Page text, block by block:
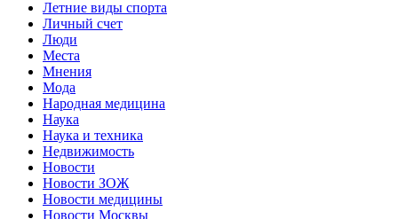
Летние виды спорта
Личный счет
Люди
Места
Мнения
Мода
Народная медицина
Наука
Наука и техника
Недвижимость
Новости
Новости ЗОЖ
Новости медицины
Новости Москвы